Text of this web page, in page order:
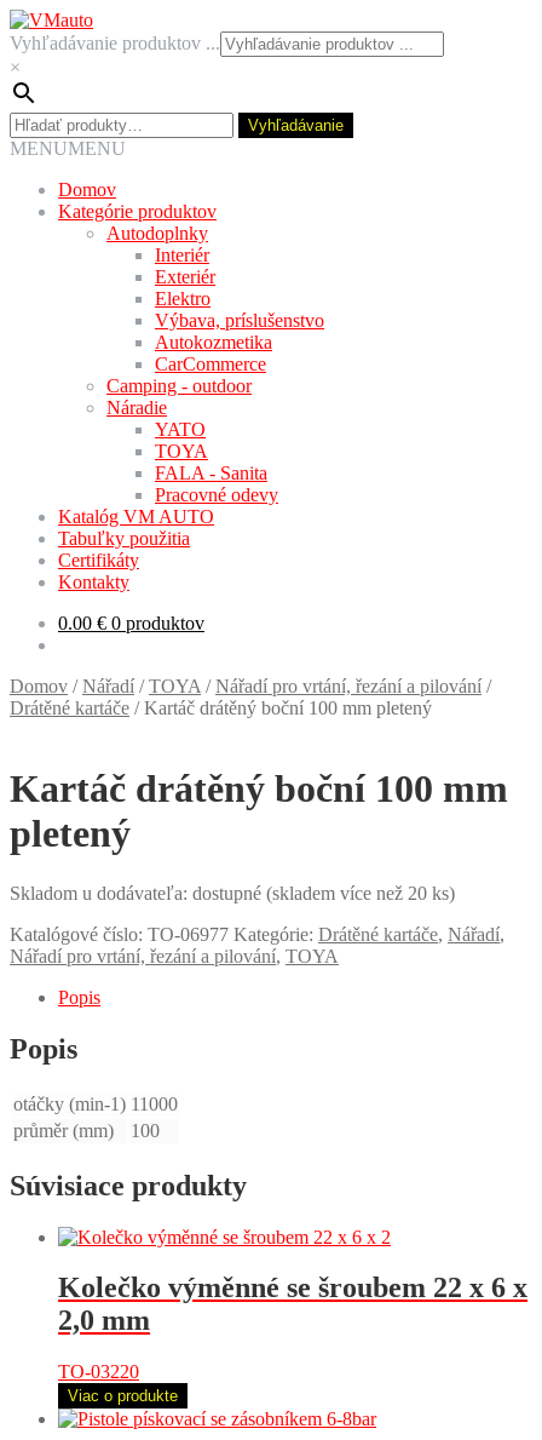
Preskočiť
na
navigáciu
Preskočiť
na
obsah
Vyhľadávanie produktov ...
×
Hľadať: Vyhľadávanie
MENUMENU
Domov
Kategórie produktov
Autodoplnky
Interiér
Exteriér
Elektro
Výbava, príslušenstvo
Autokozmetika
CarCommerce
Camping - outdoor
Náradie
YATO
TOYA
FALA - Sanita
Pracovné odevy
Katalóg VM AUTO
Tabuľky použitia
Certifikáty
Kontakty
0.00 € 0 produktov
Domov /Nářadí /TOYA /Nářadí pro vrtání, řezání a pilování /
Drátěné kartáče /Kartáč drátěný boční 100 mm pletený
Kartáč drátěný boční 100 mm
pletený
Skladom u dodávateľa: dostupné (skladem více než 20 ks)
Katalógové číslo: TO-06977 Kategórie: Drátěné kartáče, Nářadí,
Nářadí pro vrtání, řezání a pilování, TOYA
Popis
Popis
otáčky (min-1) 11000
průměr (mm)
100
Súvisiace produkty
Kolečko výměnné se šroubem 22 x 6 x
2,0 mm
TO-03220
Viac o produkte